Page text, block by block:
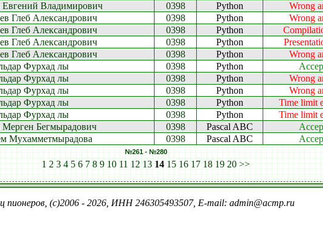
Владимирович 0398 Python Wrong
Глеб Александрович 0398 Python Wrong
Глеб Александрович 0398 Python
Глеб Александрович 0398 Python
Глеб Александрович 0398 Python Wrong
Фурхад лы 0398 Python
Фурхад лы 0398 Python Wrong
Фурхад лы 0398 Python Wrong
Фурхад лы 0398 Python Time limit
Фурхад лы 0398 Python Time limit
Мерген Бегмырадович 0398 Pascal ABC
Мухамметмырадова 0398 Pascal ABC
№261 - №280
1 2 3 4 5 6 7 8 9 10 11 12 13 14 15 16 17 18 19 20 >>
пионеров, (c)2006 - 2026, ИНН 246305493507, E-mail: admin@acmp.ru